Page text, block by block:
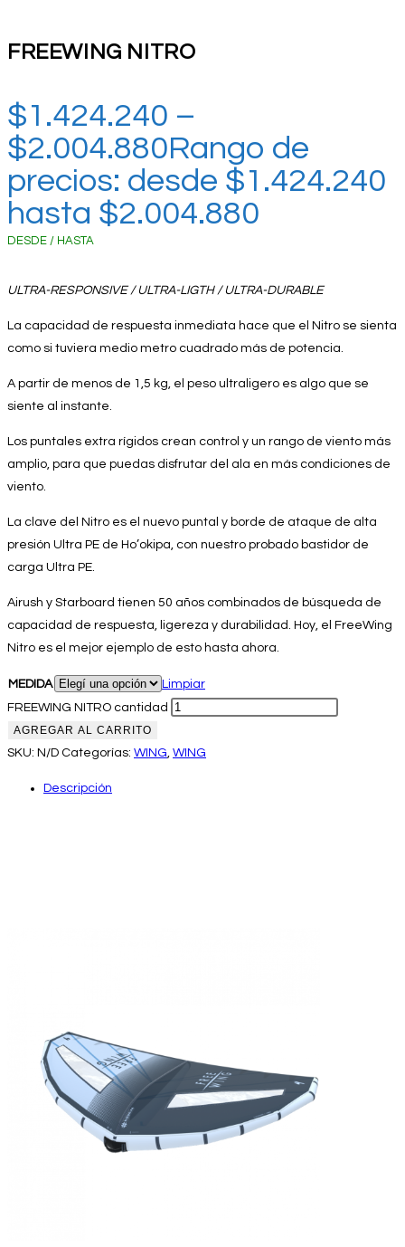
FREEWING NITRO
$1.424.240 –
$2.004.880Rango de
precios: desde $1.424.240
hasta $2.004.880
DESDE / HASTA
ULTRA-RESPONSIVE / ULTRA-LIGTH / ULTRA-DURABLE
La capacidad de respuesta inmediata hace que el Nitro se sienta
como si tuviera medio metro cuadrado más de potencia.
A partir de menos de 1,5 kg, el peso ultraligero es algo que se
siente al instante.
Los puntales extra rígidos crean control y un rango de viento más
amplio, para que puedas disfrutar del ala en más condiciones de
viento.
La clave del Nitro es el nuevo puntal y borde de ataque de alta
presión Ultra PE de Ho’okipa, con nuestro probado bastidor de
carga Ultra PE.
Airush y Starboard tienen 50 años combinados de búsqueda de
capacidad de respuesta, ligereza y durabilidad. Hoy, el FreeWing
Nitro es el mejor ejemplo de esto hasta ahora.
MEDIDA
Limpiar
FREEWING NITRO cantidad
AGREGAR AL CARRITO
SKU: N/D Categorías: WING, WING
Descripción